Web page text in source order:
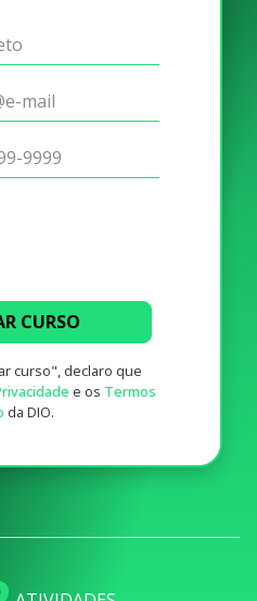
CURSO
curso", declaro que
e os Termos
da DIO.